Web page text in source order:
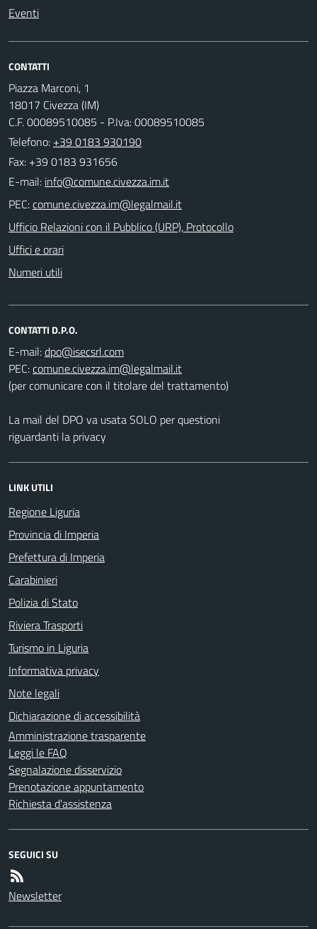
Eventi
CONTATTI
Piazza Marconi, 1
18017 Civezza (IM)
C.F. 00089510085 - P.Iva: 00089510085
Telefono: +39 0183 930190
Fax: +39 0183 931656
E-mail:
PEC:
Ufficio Relazioni con il Pubblico (URP), Protocollo
Uffici e orari
Numeri utili
CONTATTI D.P.O.
E-mail:
PEC:
(per comunicare con il titolare del trattamento)
La mail del DPO va usata SOLO per questioni
riguardanti la privacy
LINK UTILI
Regione Liguria
Provincia di Imperia
Prefettura di Imperia
Carabinieri
Polizia di Stato
Riviera Trasporti
Turismo in Liguria
Informativa privacy
Note legali
Dichiarazione di accessibilità
Amministrazione trasparente
Leggi le FAQ
Segnalazione disservizio
Prenotazione appuntamento
Richiesta d'assistenza
SEGUICI SU
Newsletter